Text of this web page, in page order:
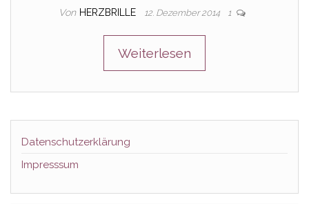
Von HERZBRILLE 12. Dezember 2014 1
Weiterlesen
Datenschutzerklärung
Impresssum